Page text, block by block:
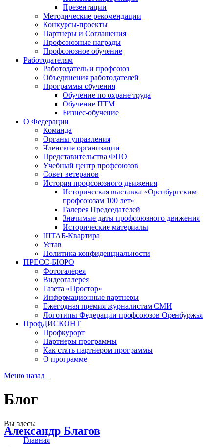
Презентации
Методические рекомендации
Конкурсы-проекты
Партнеры и Соглашения
Профсоюзные награды
Профсоюзное обучение
Работодателям
Работодатель и профсоюз
Объединения работодателей
Программы обучения
Обучение по охране труда
Обучение ПТМ
Бизнес-обучение
О Федерации
Команда
Органы управления
Членские организации
Представительства ФПО
Учебный центр профсоюзов
Совет ветеранов
История профсоюзного движения
Историческая выставка «Оренбургским
профсоюзам 100 лет»
Галерея Председателей
Значимые даты профсоюзного движения
Исторические материалы
ШТАБ-Квартира
Устав
Политика конфиденциальности
ПРЕСС-БЮРО
Фотогалерея
Видеогалерея
Газета «Простор»
Информационные партнеры
Ежегодная премия журналистам СМИ
Логотипы Федерации профсоюзов Оренбуржья
ПрофДИСКОНТ
Профкурорт
Партнеры программы
Как стать партнером программы
О программе
Меню назад
Блог
Вы здесь:
Главная
Александр Благов